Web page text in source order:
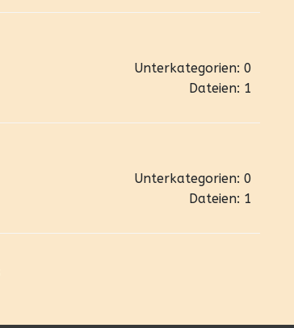
Unterkategorien: 0
Dateien: 1
Unterkategorien: 0
Dateien: 1